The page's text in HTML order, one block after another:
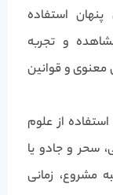
پنهان استفاده
و تجربه
معنوی و قوانین
از علوم
سحر و جادو یا
مشروع، زمانی